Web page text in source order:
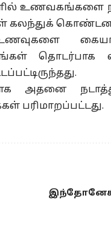
உணவகங்களை
கலந்துக்
தொடர்பாக
பரிமாறப்பட்டது.